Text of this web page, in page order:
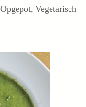
Opgepot, Vegetarisch